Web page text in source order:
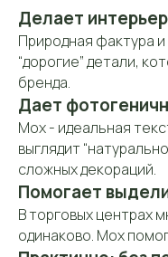
Делает
Природная фактура
“дорогие” детали,
бренда.
Дает
Мох - идеальная
выглядит
сложных декораций.
Помогает
В торговых центрах
одинаково. Мох